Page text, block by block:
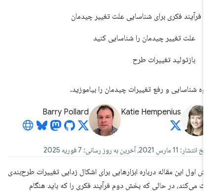
فرآیند فکری برای شناسایی علت تغییر چیدمان
علت تغییر چیدمان را شناسایی کنید
بازتولید تغییرات طرح
شناسایی و رفع تغییرات چیدمان را بیاموزید.
Katie Hempenius
Barry Pollard
11 مارس 2021، آخرین به روز رسانی: 7 فوریه 2025
اول این مقاله درباره ابزارهایی برای اشکال زدایی تغییرات طرح‌بندی
می‌کند، در حالی که بخش دوم فرآیند فکری را که باید هنگام